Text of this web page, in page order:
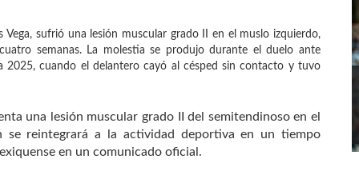
sufrió una lesión muscular grado II en el muslo izquierdo,
semanas. La molestia se produjo durante el duelo ante
2025, cuando el delantero cayó al césped sin contacto y tuvo
una lesión muscular grado II del semitendinoso en el
se reintegrará a la actividad deportiva en un tiempo
en un comunicado oficial.